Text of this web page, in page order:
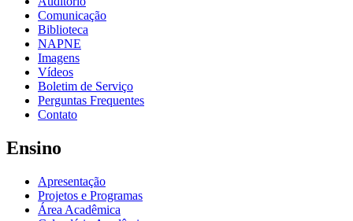
Comunicação
Biblioteca
NAPNE
Imagens
Vídeos
Boletim de Serviço
Perguntas Frequentes
Contato
Ensino
Apresentação
Projetos e Programas
Área Acadêmica